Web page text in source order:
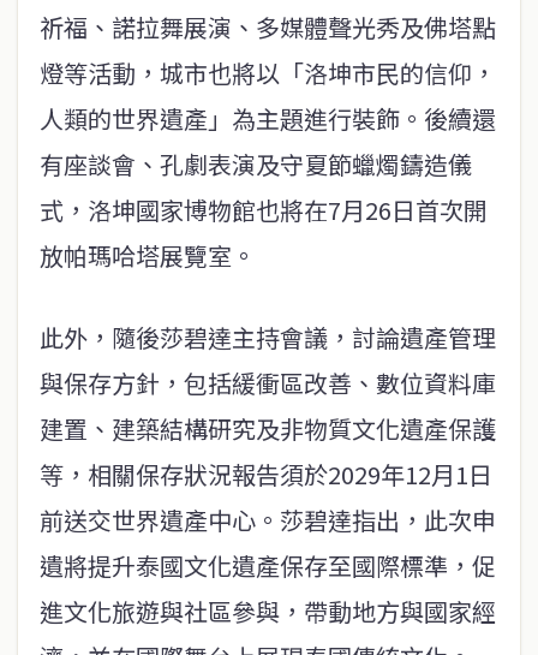
祈福、諾拉舞展演、多媒體聲光秀及佛塔點
燈等活動，城市也將以「洛坤市民的信仰，
人類的世界遺產」為主題進行裝飾。後續還
有座談會、孔劇表演及守夏節蠟燭鑄造儀
式，洛坤國家博物館也將在7月26日首次開
放帕瑪哈塔展覽室。
此外，隨後莎碧達主持會議，討論遺產管理
與保存方針，包括緩衝區改善、數位資料庫
建置、建築結構研究及非物質文化遺產保護
等，相關保存狀況報告須於2029年12月1日
前送交世界遺產中心。莎碧達指出，此次申
遺將提升泰國文化遺產保存至國際標準，促
進文化旅遊與社區參與，帶動地方與國家經